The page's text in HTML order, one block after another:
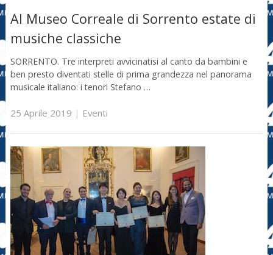
Al Museo Correale di Sorrento estate di
musiche classiche
SORRENTO. Tre interpreti avvicinatisi al canto da bambini e
ben presto diventati stelle di prima grandezza nel panorama
musicale italiano: i tenori Stefano …
25 Aprile 2019 | Eventi